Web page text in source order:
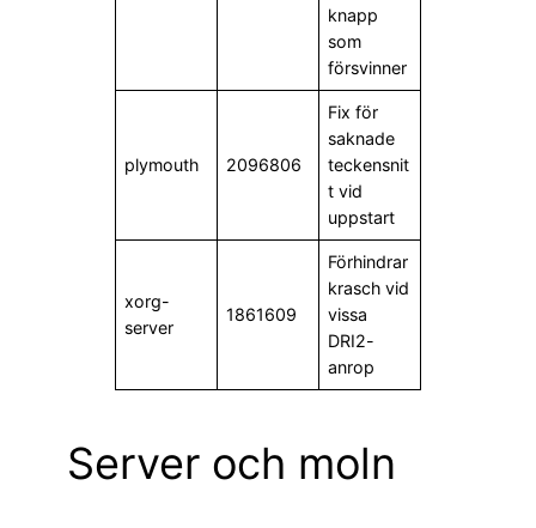
knapp
som
försvinner
plymouth 2096806
Fix för
saknade
teckensnit
t vid
uppstart
xorg-
server
1861609
Förhindrar
krasch vid
vissa
DRI2-
anrop
Server och moln